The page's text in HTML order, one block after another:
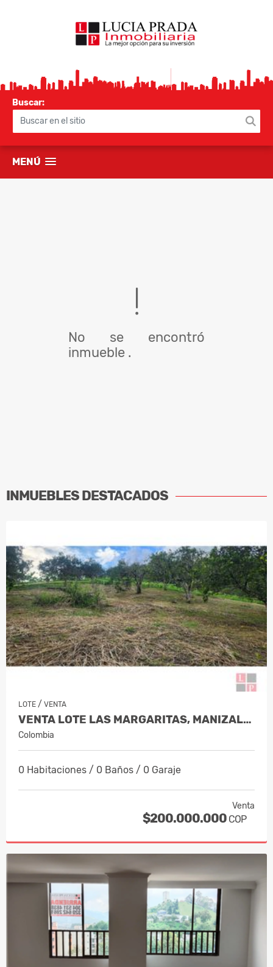
Buscar:
MENÚ
No se encontró
inmueble .
INMUEBLESDESTACADOS
LOTE / VENTA
VENTA LOTE LAS MARGARITAS, MANIZALES…
Colombia
0 Habitaciones / 0 Baños / 0 Garaje
Venta
$200.000.000 COP